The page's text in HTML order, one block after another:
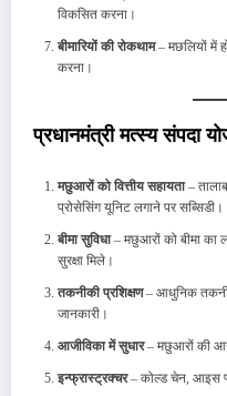
विकसित करना।
बीमारियों की रोकथाम– मछलियों में
करना।
प्रधानमंत्री मत्स्य संपदा
मछुआरों को वित्तीय सहायता–
प्रोसेसिंग यूनिट लगाने पर सब्सिडी।
बीमा सुविधा– मछुआरों को बीमा का
सुरक्षा मिले।
तकनीकी प्रशिक्षण– आधुनिक
जानकारी।
आजीविका में सुधार– मछुआरों की
इन्फ्रास्ट्रक्चर– कोल्ड चेन, आइस